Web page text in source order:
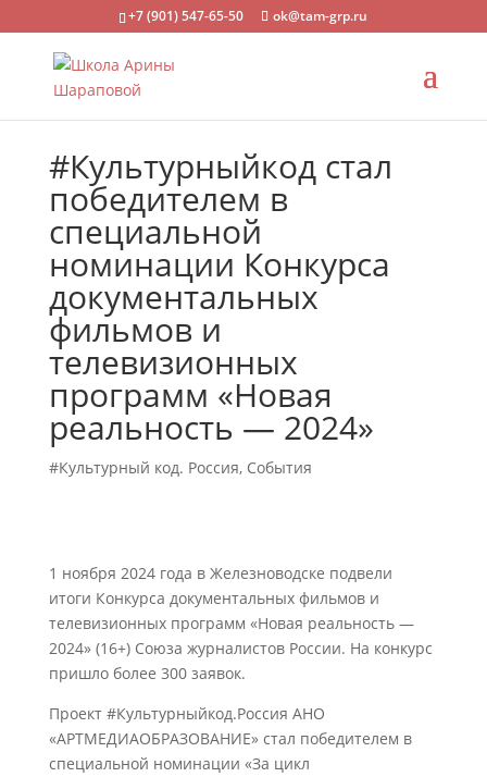
+7 (901) 547-65-50 ok@tam-grp.ru
#Культурныйкод стал
победителем в
специальной
номинации Конкурса
документальных
фильмов и
телевизионных
программ «Новая
реальность — 2024»
#Культурный код. Россия, События
1 ноября 2024 года в Железноводске подвели
итоги Конкурса документальных фильмов и
телевизионных программ «Новая реальность —
2024» (16+) Союза журналистов России. На конкурс
пришло более 300 заявок.
Проект #Культурныйкод.Россия АНО
«АРТМЕДИАОБРАЗОВАНИЕ» стал победителем в
специальной номинации «За цикл